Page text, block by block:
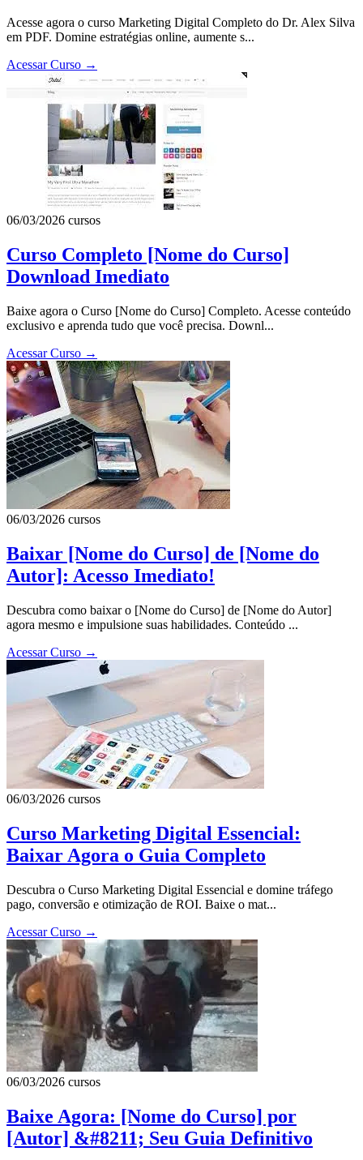
Acesse agora o curso Marketing Digital Completo do Dr. Alex Silva
em PDF. Domine estratégias online, aumente s...
Acessar Curso →
06/03/2026 cursos
Curso Completo [Nome do Curso]
Download Imediato
Baixe agora o Curso [Nome do Curso] Completo. Acesse conteúdo
exclusivo e aprenda tudo que você precisa. Downl...
Acessar Curso →
06/03/2026 cursos
Baixar [Nome do Curso] de [Nome do
Autor]: Acesso Imediato!
Descubra como baixar o [Nome do Curso] de [Nome do Autor]
agora mesmo e impulsione suas habilidades. Conteúdo ...
Acessar Curso →
06/03/2026 cursos
Curso Marketing Digital Essencial:
Baixar Agora o Guia Completo
Descubra o Curso Marketing Digital Essencial e domine tráfego
pago, conversão e otimização de ROI. Baixe o mat...
Acessar Curso →
06/03/2026 cursos
Baixe Agora: [Nome do Curso] por
[Autor] &#8211; Seu Guia Definitivo